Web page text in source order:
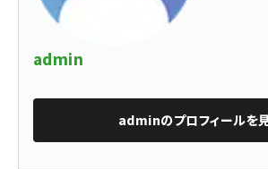
admin
adminのプロフィールを